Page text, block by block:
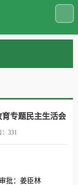
育专题民主生活会
331
批：姜臣林